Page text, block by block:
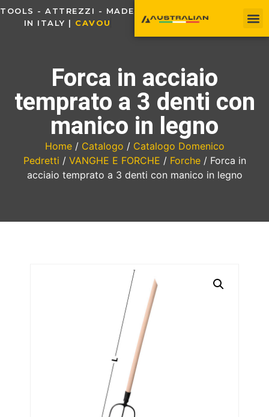
TOOLS - ATTREZZI - MADE
IN ITALY | CAVOUR
Forca in acciaio
temprato a 3 denti con
manico in legno
Home/ Catalogo / Catalogo Domenico
Pedretti / VANGHE E FORCHE / Forche/ Forca in
acciaio temprato a 3 denti con manico in legno